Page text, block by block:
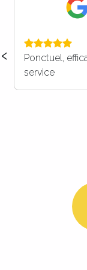
Vous faites
c’est certain !
votre
‹